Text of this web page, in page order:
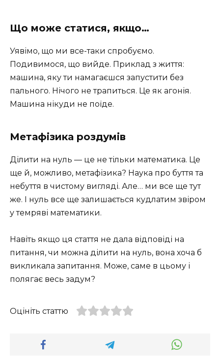
Що може статися, якщо…
Уявімо, що ми все-таки спробуємо.
Подивимося, що вийде. Приклад з життя:
машина, яку ти намагаєшся запустити без
пального. Нічого не трапиться. Це як агонія.
Машина нікуди не поїде.
Метафізика роздумів
Ділити на нуль — це не тільки математика. Це
ще й, можливо, метафізика? Наука про буття та
небуття в чистому вигляді. Але… ми все ще тут
же. І нуль все ще залишається кудлатим звіром
у темряві математики.
Навіть якщо ця стаття не дала відповіді на
питання, чи можна ділити на нуль, вона хоча б
викликала запитання. Може, саме в цьому і
полягає весь задум?
Оцініть статтю